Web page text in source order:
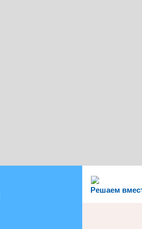
Решаем